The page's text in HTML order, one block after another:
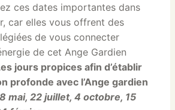
ces dates importantes dans
car elles vous offrent des
de vous connecter
de cet Ange Gardien
jours propices afin d’établir
profonde avec l’Ange gardien
8 mai, 22 juillet, 4 octobre, 15